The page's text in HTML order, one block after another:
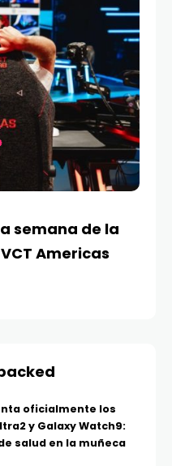
semana de la
Americas
oficialmente los
y Galaxy Watch9:
salud en la muñeca